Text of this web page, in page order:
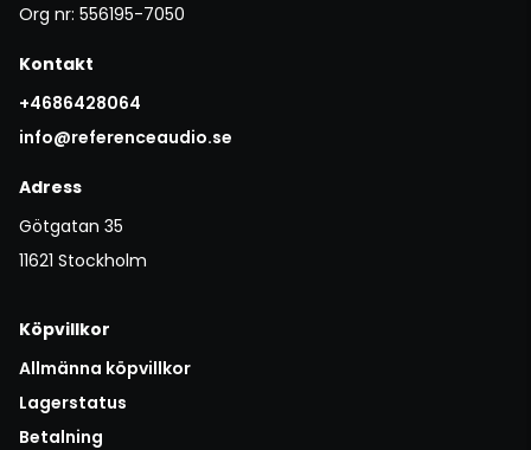
Org nr: 556195-7050
Kontakt
+4686428064
info@referenceaudio.se
Adress
Götgatan 35
11621 Stockholm
Köpvillkor
Allmänna köpvillkor
Lagerstatus
Betalning